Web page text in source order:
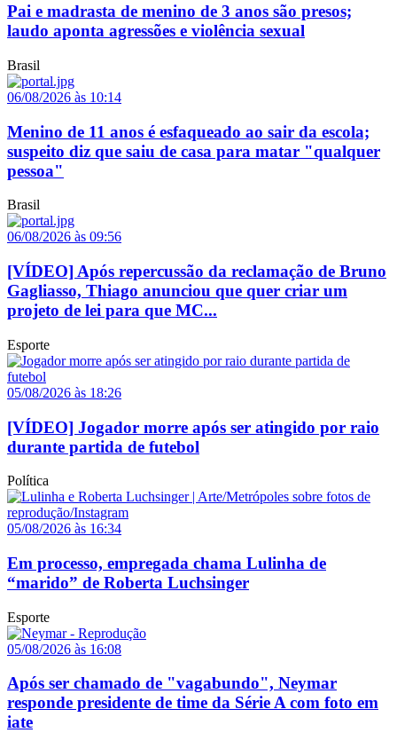
Pai e madrasta de menino de 3 anos são presos;
laudo aponta agressões e violência sexual
Brasil
06/08/2026 às 10:14
Menino de 11 anos é esfaqueado ao sair da escola;
suspeito diz que saiu de casa para matar "qualquer
pessoa"
Brasil
06/08/2026 às 09:56
[VÍDEO] Após repercussão da reclamação de Bruno
Gagliasso, Thiago anunciou que quer criar um
projeto de lei para que MC...
Esporte
05/08/2026 às 18:26
[VÍDEO] Jogador morre após ser atingido por raio
durante partida de futebol
Política
05/08/2026 às 16:34
Em processo, empregada chama Lulinha de
“marido” de Roberta Luchsinger
Esporte
05/08/2026 às 16:08
Após ser chamado de "vagabundo", Neymar
responde presidente de time da Série A com foto em
iate